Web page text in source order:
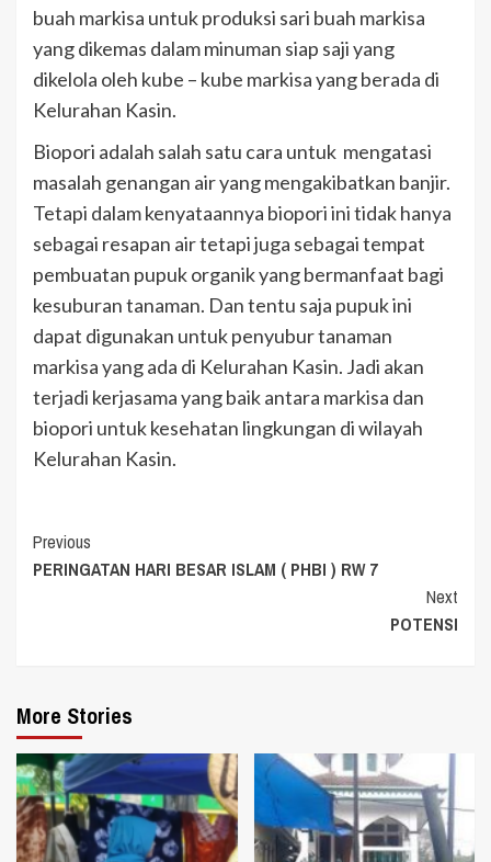
buah markisa untuk produksi sari buah markisa
yang dikemas dalam minuman siap saji yang
dikelola oleh kube – kube markisa yang berada di
Kelurahan Kasin.
Biopori adalah salah satu cara untuk mengatasi
masalah genangan air yang mengakibatkan banjir.
Tetapi dalam kenyataannya biopori ini tidak hanya
sebagai resapan air tetapi juga sebagai tempat
pembuatan pupuk organik yang bermanfaat bagi
kesuburan tanaman. Dan tentu saja pupuk ini
dapat digunakan untuk penyubur tanaman
markisa yang ada di Kelurahan Kasin. Jadi akan
terjadi kerjasama yang baik antara markisa dan
biopori untuk kesehatan lingkungan di wilayah
Kelurahan Kasin.
Continue
Reading
Previous
PERINGATAN HARI BESAR ISLAM ( PHBI ) RW 7
Next
POTENSI
More Stories